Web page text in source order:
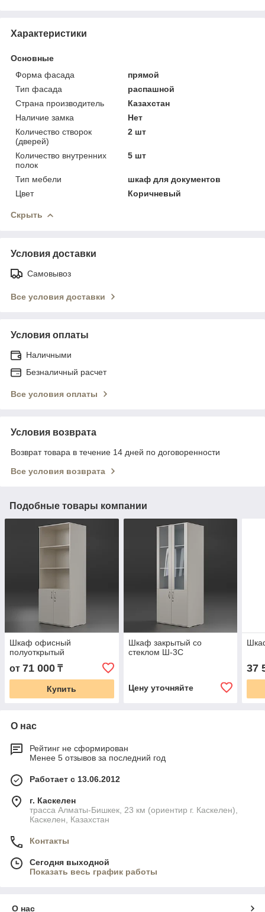
Характеристики
Основные
Форма фасада
прямой
Тип фасада
распашной
Страна производитель
Казахстан
Наличие замка
Нет
Количество створок
(дверей)
2 шт
Количество внутренних
полок
5 шт
Тип мебели
шкаф для документов
Цвет
Коричневый
Скрыть
Условия доставки
Самовывоз
Все условия доставки
Условия оплаты
Наличными
Безналичный расчет
Все условия оплаты
Условия возврата
Возврат товара в течение 14 дней по договоренности
Все условия возврата
Подобные товары компании
Шкаф офисный
полуоткрытый
от 71 000 ₸
Купить
Шкаф закрытый со
стеклом Ш-3С
Цену уточняйте
37
О нас
Рейтинг не сформирован
Менее 5 отзывов за последний год
Работает с 13.06.2012
г. Каскелен
трасса Алматы-Бишкек, 23 км (ориентир г. Каскелен),
Каскелен, Казахстан
Контакты
Сегодня выходной
Показать весь график работы
О нас